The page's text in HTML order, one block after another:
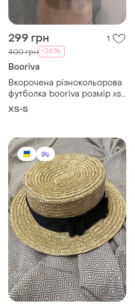
299 грн 1
400 грн -26%
Booriva
Вкорочена різнокольорова
футболка booriva розмір xs-
s
XS-S